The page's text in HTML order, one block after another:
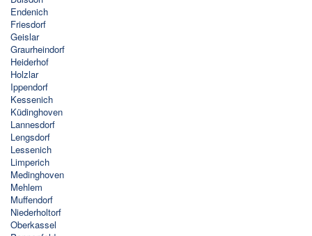
Endenich
Friesdorf
Geislar
Graurheindorf
Heiderhof
Holzlar
Ippendorf
Kessenich
Küdinghoven
Lannesdorf
Lengsdorf
Lessenich
Limperich
Medinghoven
Mehlem
Muffendorf
Niederholtorf
Oberkassel